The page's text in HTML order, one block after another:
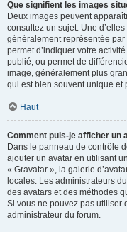
Que signifient les images
Deux images peuvent
consultez un sujet. Une
généralement représentée
permet d’indiquer votre
publié, ou permet de
image, généralement plus
qui est bien souvent unique et
Haut
Comment puis-je afficher un
Dans le panneau de contrôle
ajouter un avatar en utilisant
« Gravatar », la galerie
locales. Les administrateurs
des avatars et des méthodes
Si vous ne pouvez pas utiliser
administrateur du forum.